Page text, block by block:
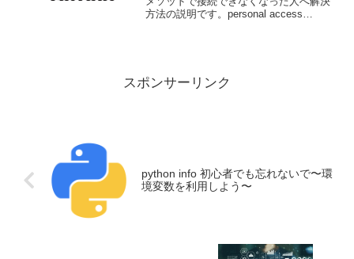
方法の説明です。personal access
スポンサーリンク
python info 初心者でも忘れないで〜環
境変数を利用しよう〜